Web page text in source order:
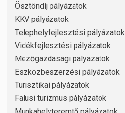
Ösztöndíj pályázatok
KKV pályázatok
Telephelyfejlesztési pályázatok
Vidékfejlesztési pályázatok
Mezőgazdasági pályázatok
Eszközbeszerzési pályázatok
Turisztikai pályázatok
Falusi turizmus pályázatok